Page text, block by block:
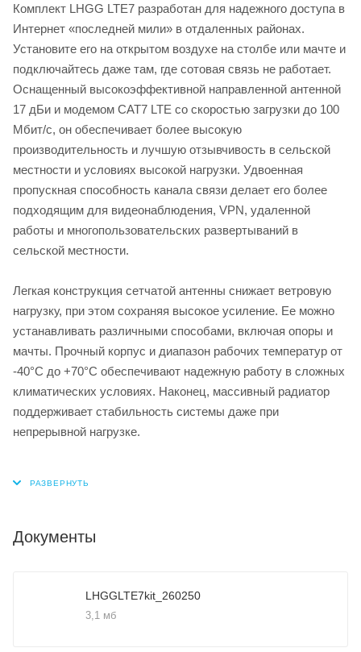
Комплект LHGG LTE7 разработан для надежного доступа в
Интернет «последней мили» в отдаленных районах.
Установите его на открытом воздухе на столбе или мачте и
подключайтесь даже там, где сотовая связь не работает.
Оснащенный высокоэффективной направленной антенной
17 дБи и модемом CAT7 LTE со скоростью загрузки до 100
Мбит/с, он обеспечивает более высокую
производительность и лучшую отзывчивость в сельской
местности и условиях высокой нагрузки. Удвоенная
пропускная способность канала связи делает его более
подходящим для видеонаблюдения, VPN, удаленной
работы и многопользовательских развертываний в
сельской местности.
Легкая конструкция сетчатой ​​антенны снижает ветровую
нагрузку, при этом сохраняя высокое усиление. Ее можно
устанавливать различными способами, включая опоры и
мачты. Прочный корпус и диапазон рабочих температур от
-40°C до +70°C обеспечивают надежную работу в сложных
климатических условиях. Наконец, массивный радиатор
поддерживает стабильность системы даже при
непрерывной нагрузке.
Документы
LHGGLTE7kit_260250
3,1 мб